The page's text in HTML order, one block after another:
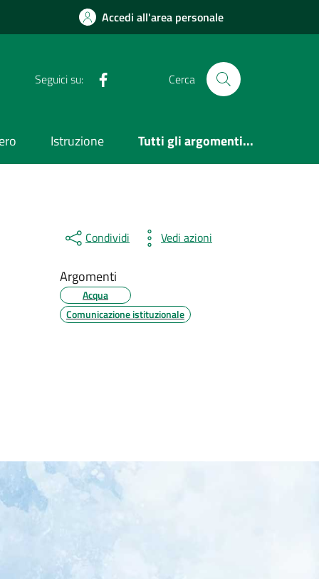
Accedi all'area personale
Seguici su: Cerca
Istruzione Tutti gli argomenti...
Condividi Vedi azioni
Argomenti
Acqua
Comunicazione istituzionale